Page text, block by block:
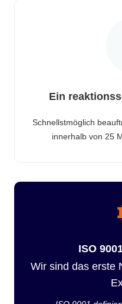
Ein
Schnellstmöglich
innerhalb von 25
ISO
Wir sind das erste